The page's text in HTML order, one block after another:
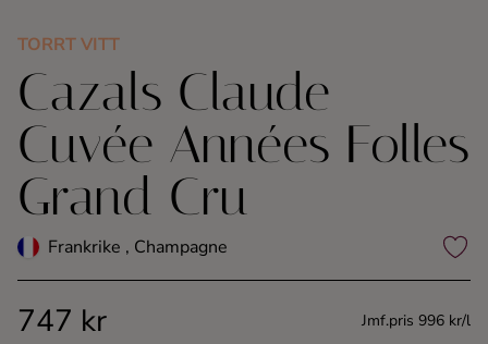
Rom
Shots
Tequila
Vodka
TORRT VITT
Cazals Claude
Cuvée Années Folles
Grand Cru
Frankrike , Champagne
747 kr Jmf.pris 996 kr/l